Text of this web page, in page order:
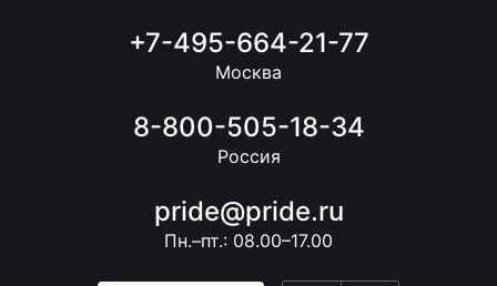
+7-495-664-21-77
Москва
8-800-505-18-34
Россия
pride@pride.ru
Пн.–пт.: 08.00–17.00